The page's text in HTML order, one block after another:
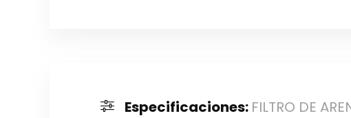
Especificaciones: FILTRO DE